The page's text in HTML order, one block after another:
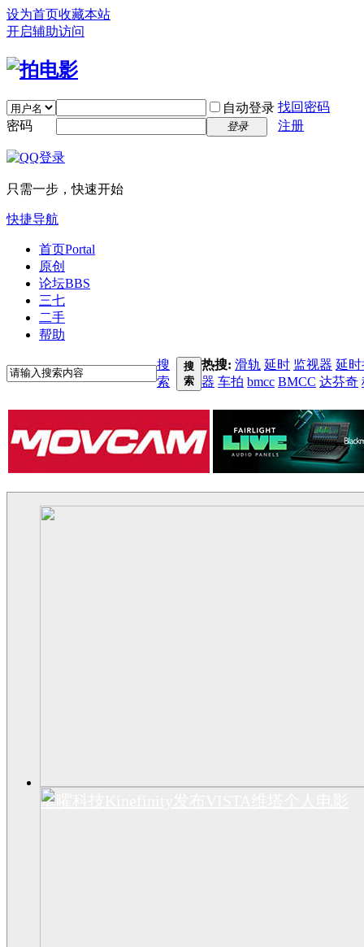
设为首页收藏本站
开启辅助访问
自动登录 找回密码
密码
登录 注册
只需一步，快速开始
快捷导航
首页Portal
原创
论坛BBS
三七
二手
帮助
搜
索
搜
索
热搜: 滑轨 延时 监视器 延
器 车拍 bmcc BMCC 达芬奇
卓曜科技Kinefinity发布VISTA维塔个人电影